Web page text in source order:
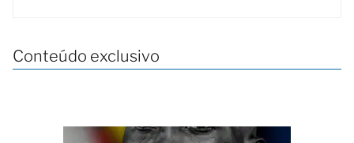
Conteúdo exclusivo